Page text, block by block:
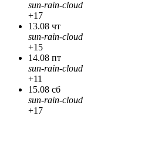
sun-rain-cloud
+17
13.08 чт
sun-rain-cloud
+15
14.08 пт
sun-rain-cloud
+11
15.08 сб
sun-rain-cloud
+17